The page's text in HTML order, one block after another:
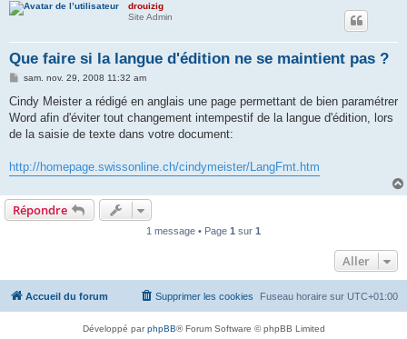
drouizig
Site Admin
Que faire si la langue d'édition ne se maintient pas ?
M
s
a
g
sam. nov. 29, 2008 11:32 am
Cindy Meister a rédigé en anglais une page permettant de bien paramétrer
Word afin d'éviter tout changement intempestif de la langue d'édition, lors
de la saisie de texte dans votre document:
http://homepage.swissonline.ch/cindymeister/LangFmt.htm
Répondre
1 message • Page 1 sur 1
Aller
Accueil du forum Fuseau horaire sur UTC+01:00
Supprimer les cookies
Développé parphpBB® Forum Software © phpBB Limited